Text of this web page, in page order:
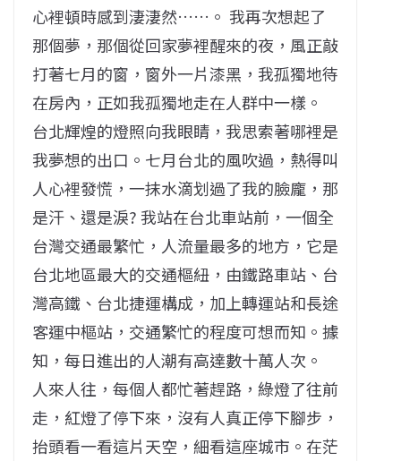
心裡頓時感到淒淒然……。 我再次想起了
那個夢，那個從回家夢裡醒來的夜，風正敲
打著七月的窗，窗外一片漆黑，我孤獨地待
在房內，正如我孤獨地走在人群中一樣。
台北輝煌的燈照向我眼睛，我思索著哪裡是
我夢想的出口。七月台北的風吹過，熱得叫
人心裡發慌，一抹水滴划過了我的臉龐，那
是汗、還是淚? 我站在台北車站前，一個全
台灣交通最繁忙，人流量最多的地方，它是
台北地區最大的交通樞紐，由鐵路車站、台
灣高鐵、台北捷運構成，加上轉運站和長途
客運中樞站，交通繁忙的程度可想而知。據
知，每日進出的人潮有高達數十萬人次。
人來人往，每個人都忙著趕路，綠燈了往前
走，紅燈了停下來，沒有人真正停下腳步，
抬頭看一看這片天空，細看這座城市。在茫